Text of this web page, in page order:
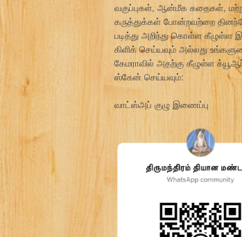
வகுப்புகள், ஆன்மீக கதைகள்,
கருத்துக்கள் போன்றவற்றை
படித்து அறிந்து கொள்ள
கிளிக் செய்யவும் அல்லது
கேமராவில் அதற்கு கீழுள்ள
ஸ்கேன் செய்யவும்:
வாட்ஸ்அப் குழு இணைப்பு